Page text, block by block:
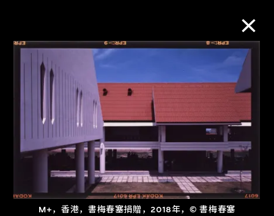
M+，香港，書梅春塞捐贈，2018年，© 書梅春塞
M+藏品
进一步筛选
关于M+藏品